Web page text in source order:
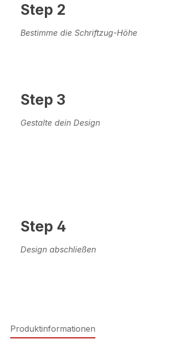
Step 2
Bestimme die Schriftzug-Höhe
Step 3
Gestalte dein Design
Step 4
Design abschließen
Produktinformationen